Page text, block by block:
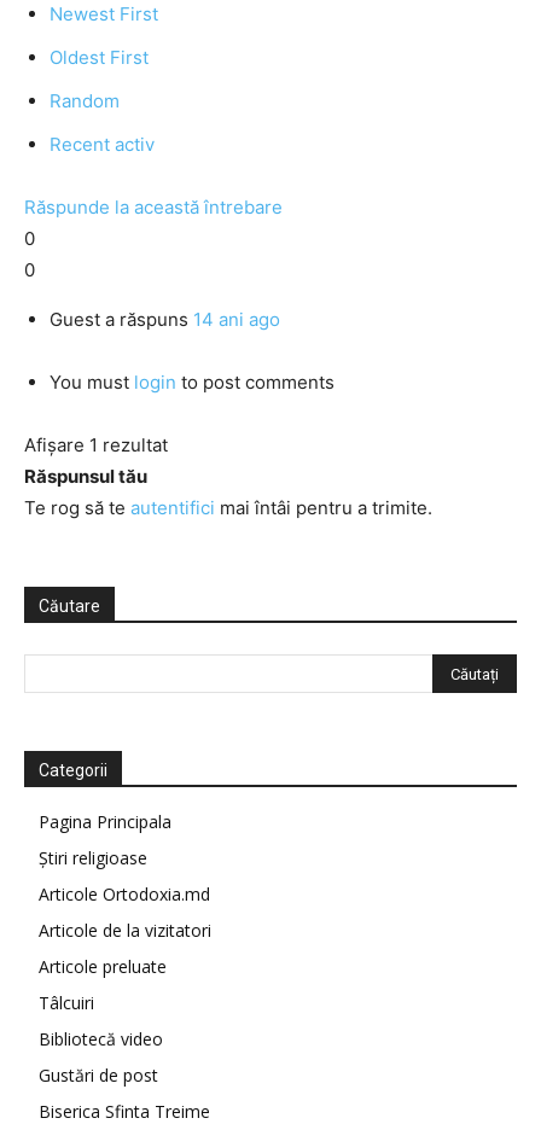
Newest First
Oldest First
Random
Recent activ
Răspunde la această întrebare
0
0
Guest a răspuns 14 ani ago
You must login to post comments
Afișare 1 rezultat
Răspunsul tău
Te rog să te autentifici mai întâi pentru a trimite.
Căutare
Categorii
Pagina Principala
Știri religioase
Articole Ortodoxia.md
Articole de la vizitatori
Articole preluate
Tâlcuiri
Bibliotecă video
Gustări de post
Biserica Sfinta Treime